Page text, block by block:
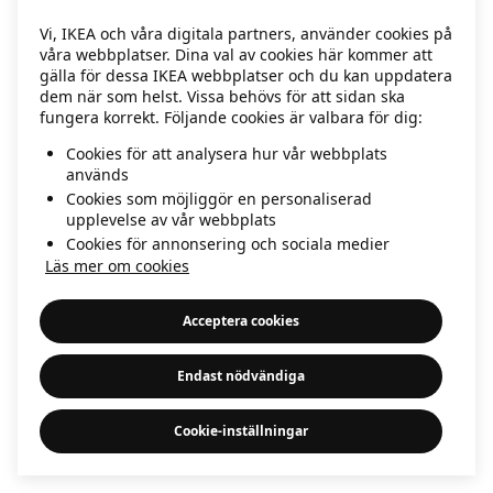
information)
Vi, IKEA och våra digitala partners, använder cookies på
våra webbplatser. Dina val av cookies här kommer att
gälla för dessa IKEA webbplatser och du kan uppdatera
dem när som helst. Vissa behövs för att sidan ska
fungera korrekt. Följande cookies är valbara för dig:
Cookies för att analysera hur vår webbplats
används
Cookies som möjliggör en personaliserad
upplevelse av vår webbplats
Cookies för annonsering och sociala medier
Läs mer om cookies
Acceptera cookies
Endast nödvändiga
Cookie-inställningar